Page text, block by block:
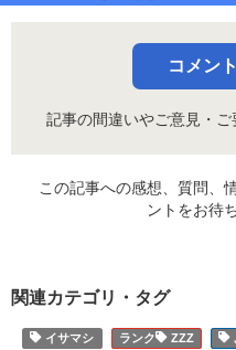
コメン
記事の間違いやご意見・ご
この記事への感想、質問、
ントをお待
関連カテゴリ・タグ
イサマシ ZZZ